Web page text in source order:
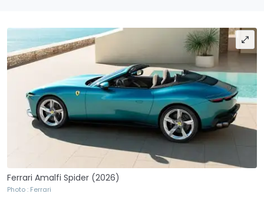
Ferrari Amalfi Spider (2026)
Photo : Ferrari